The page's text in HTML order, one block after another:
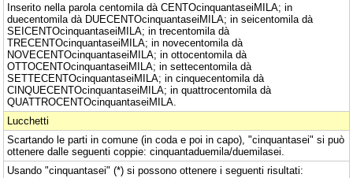
Inserito nella parola centomila dà CENTOcinquantaseiMILA; in
duecentomila dà DUECENTOcinquantaseiMILA; in seicentomila dà
SEICENTOcinquantaseiMILA; in trecentomila dà
TRECENTOcinquantaseiMILA; in novecentomila dà
NOVECENTOcinquantaseiMILA; in ottocentomila dà
OTTOCENTOcinquantaseiMILA; in settecentomila dà
SETTECENTOcinquantaseiMILA; in cinquecentomila dà
CINQUECENTOcinquantaseiMILA; in quattrocentomila dà
QUATTROCENTOcinquantaseiMILA.
Lucchetti
Scartando le parti in comune (in coda e poi in capo), "cinquantasei" si può
ottenere dalle seguenti coppie: cinquantaduemila/duemilasei.
Usando "cinquantasei" (*) si possono ottenere i seguenti risultati: